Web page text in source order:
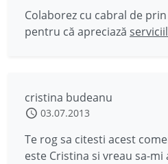
Colaborez cu cabral de
pentru că apreciază
cristina budeanu
03.07.2013
Te rog sa citesti acest
este Cristina si vreau sa-